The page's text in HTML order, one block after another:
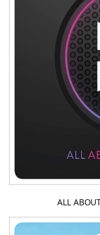
ALL